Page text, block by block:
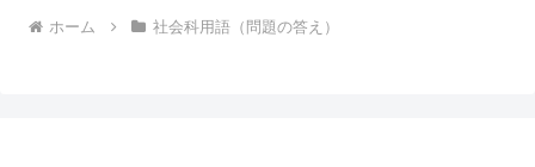
ホーム 社会科用語（問題の答え）